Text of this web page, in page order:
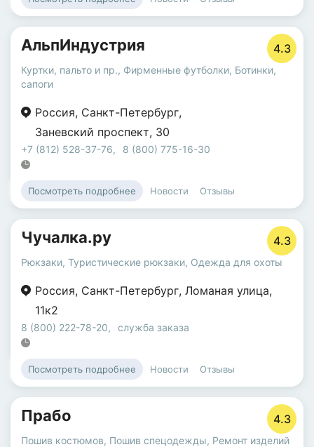
АльпИндустрия 4.3
Куртки, пальто и пр., Фирменные футболки, Ботинки,
сапоги
Россия, Санкт-Петербург,
Заневский проспект, 30
+7 (812) 528-37-76, 8 (800) 775-16-30
Посмотреть подробнее Новости Отзывы
Чучалка.ру 4.3
Рюкзаки, Туристические рюкзаки, Одежда для охоты
Россия, Санкт-Петербург, Ломаная улица,
11к2
8 (800) 222-78-20, служба заказа
Посмотреть подробнее Новости Отзывы
Прабо 4.3
Пошив костюмов, Пошив спецодежды, Ремонт изделий